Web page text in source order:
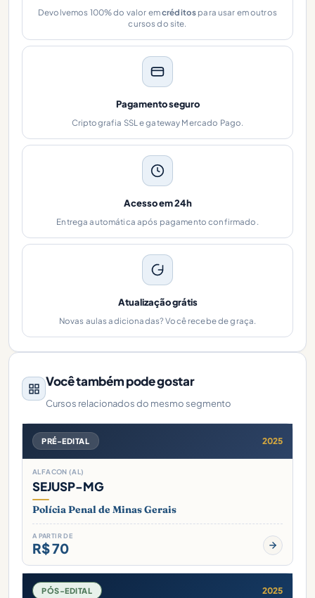
Devolvemos 100% do valor emcréditos para usar em outros
cursos do site.
Pagamento seguro
Criptografia SSL e gateway Mercado Pago.
Acesso em 24h
Entrega automática após pagamento confirmado.
Atualização grátis
Novas aulas adicionadas? Você recebe de graça.
Você também pode gostar
Cursos relacionados do mesmo segmento
PRÉ-EDITAL 2025
ALFACON (AL)
SEJUSP-MG
Polícia Penal de Minas Gerais
A PARTIR DE
R$ 70
PÓS-EDITAL 2025